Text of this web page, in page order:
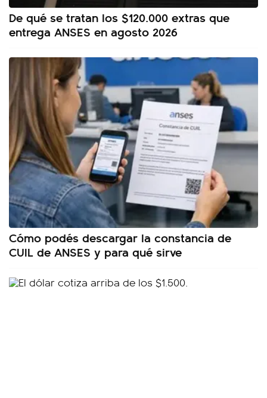
De qué se tratan los $120.000 extras que
entrega ANSES en agosto 2026
Cómo podés descargar la constancia de
CUIL de ANSES y para qué sirve